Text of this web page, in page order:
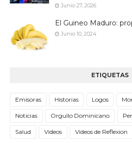
Junio 27, 2026
El Guineo Maduro:
Junio 10, 2024
ETIQUETAS
Emisoras Historias Logos
Noticias Orgullo Dominicano
Salud Videos Videos de Reflexion